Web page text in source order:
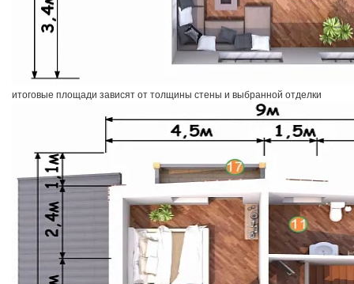
итоговые площади зависят от толщины стены и выбранной отделки